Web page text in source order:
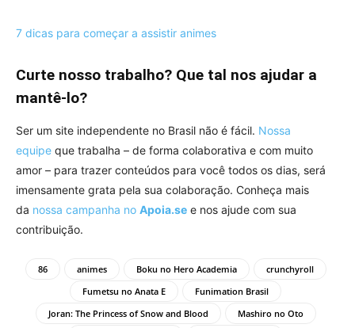
7 dicas para começar a assistir animes
Curte nosso trabalho? Que tal nos ajudar a
mantê-lo?
Ser um site independente no Brasil não é fácil. Nossa
equipe que trabalha – de forma colaborativa e com muito
amor – para trazer conteúdos para você todos os dias, será
imensamente grata pela sua colaboração. Conheça mais
da nossa campanha no Apoia.se e nos ajude com sua
contribuição.
86 animes Boku no Hero Academia
crunchyroll
Fumetsu no Anata E
Funimation Brasil
Joran: The Princess of Snow and Blood
Mashiro no Oto